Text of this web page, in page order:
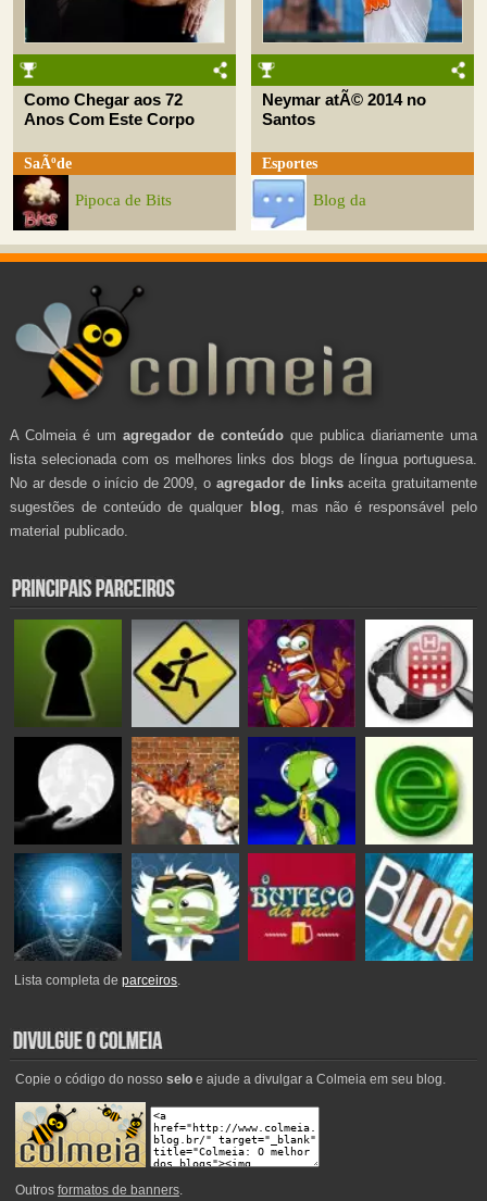
Como Chegar aos 72
Anos Com Este Corpo
SaÃºde
Pipoca de Bits
Neymar atÃ© 2014 no
Santos
Esportes
Blog da
A Colmeia é um agregador de conteúdo que publica diariamente uma
lista selecionada com os melhores links dos blogs de língua portuguesa.
No ar desde o início de 2009, o agregador de linksaceita gratuitamente
sugestões de conteúdo de qualquer blog , mas não é responsável pelo
material publicado.
Lista completa deparceiros.
Copie o código do nosso seloe ajude a divulgar a Colmeia em seu blog.
Outros formatos de banners.